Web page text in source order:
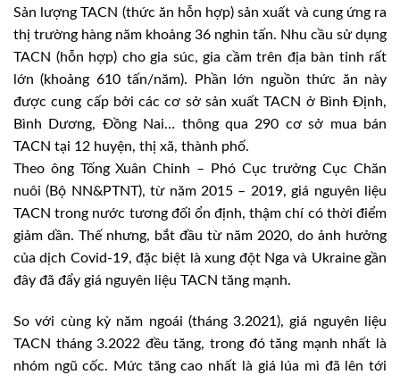
Sản lượng TACN (thức ăn hỗn hợp) sản xuất và cung ứng ra
thị trường hàng năm khoảng 36 nghìn tấn. Nhu cầu sử dụng
TACN (hỗn hợp) cho gia súc, gia cầm trên địa bàn tỉnh rất
lớn (khoảng 610 tấn/năm). Phần lớn nguồn thức ăn này
được cung cấp bởi các cơ sở sản xuất TACN ở Bình Định,
Bình Dương, Đồng Nai… thông qua 290 cơ sở mua bán
TACN tại 12 huyện, thị xã, thành phố.
Theo ông Tống Xuân Chinh – Phó Cục trưởng Cục Chăn
nuôi (Bộ NN&PTNT), từ năm 2015 – 2019, giá nguyên liệu
TACN trong nước tương đối ổn định, thậm chí có thời điểm
giảm dần. Thế nhưng, bắt đầu từ năm 2020, do ảnh hưởng
của dịch Covid-19, đặc biệt là xung đột Nga và Ukraine gần
đây đã đẩy giá nguyên liệu TACN tăng mạnh.
So với cùng kỳ năm ngoái (tháng 3.2021), giá nguyên liệu
TACN tháng 3.2022 đều tăng, trong đó tăng mạnh nhất là
nhóm ngũ cốc. Mức tăng cao nhất là giá lúa mì đã lên tới